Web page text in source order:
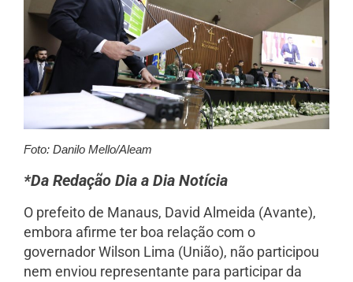
Foto: Danilo Mello/Aleam
*Da Redação Dia a Dia Notícia
O prefeito de Manaus, David Almeida (Avante),
embora afirme ter boa relação com o
governador Wilson Lima (União), não participou
nem enviou representante para participar da